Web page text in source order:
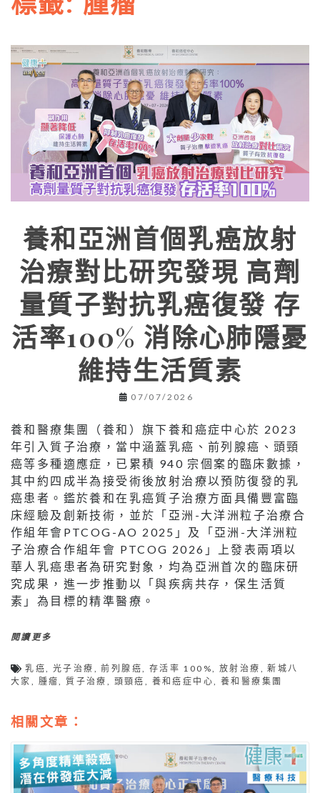
養和亞洲首個乳癌放射
治療對比研究發現 高劑
量質子對抗乳癌復發 存
活率100% 消除心肺隱憂
維持生活質素
07/07/2026
養和醫療集團（養和）旗下養和癌症中心於 2023
年引入質子治療，當中涵蓋乳癌、前列腺癌、頭頸
癌等多種適應症，已累積 940 宗個案的臨床數據，
其中約四成半為接受術後放射治療以預防復發的乳
癌患者。鑑於養和在乳癌質子治療方面具備豐富臨
床經驗及創新技術，並於「亞洲-大洋洲粒子治療合
作組年會PTCOG-AO 2025」及「亞洲-大洋洲粒
子治療合作組年會 PTCOG 2026」上發表兩項以
華人乳癌患者為研究對象，均為亞洲首次的臨床研
究成果，進一步推動以「與疾病共存，保生活質
素」為目標的精準醫療。
閱讀更多
乳癌,光子治療 ,前列腺癌, 存活率 100%, 放射治療 ,新城八
大家 , 腫瘤,質子治療 , 頭頸癌 , 養和癌症中心, 養和醫療集團
相關文章：